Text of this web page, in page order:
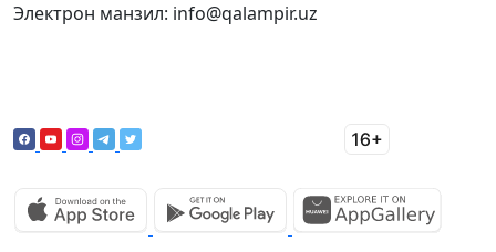
Электрон манзил: info@qalampir.uz